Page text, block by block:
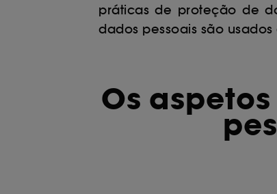
práticas de proteção de
dados pessoais são
Os